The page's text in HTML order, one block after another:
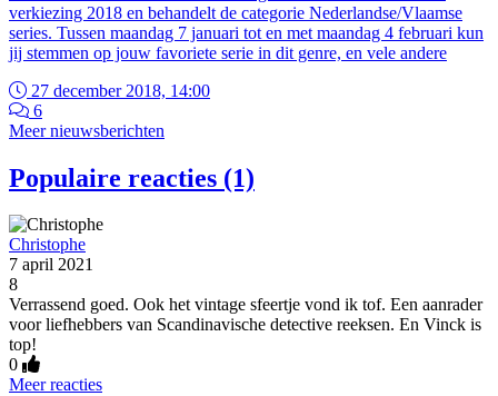
verkiezing 2018 en behandelt de categorie Nederlandse/Vlaamse
series. Tussen maandag 7 januari tot en met maandag 4 februari kun
jij stemmen op jouw favoriete serie in dit genre, en vele andere
27 december 2018, 14:00
6
Meer nieuwsberichten
Populaire reacties (1)
Christophe
7 april 2021
8
Verrassend goed. Ook het vintage sfeertje vond ik tof. Een aanrader
voor liefhebbers van Scandinavische detective reeksen. En Vinck is
top!
0
Meer reacties